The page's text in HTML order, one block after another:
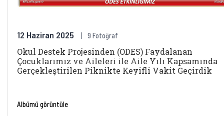
12 Haziran 2025 9 Fotoğraf
Okul Destek Projesinden (ODES) Faydalanan
Çocuklarımız ve Aileleri ile Aile Yılı Kapsamında
Gerçekleştirilen Piknikte Keyifli Vakit Geçirdik
Albümü görüntüle